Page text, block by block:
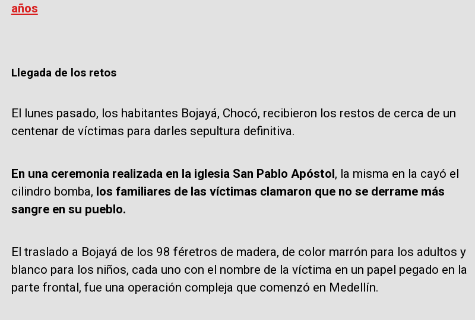
años
Llegada de los retos
El lunes pasado, los habitantes Bojayá, Chocó, recibieron los restos de cerca de un
centenar de víctimas para darles sepultura definitiva.
En una ceremonia realizada en la iglesia San Pablo Apóstol, la misma en la cayó el
cilindro bomba, los familiares de las víctimas clamaron que no se derrame más
sangre en su pueblo.
El traslado a Bojayá de los 98 féretros de madera, de color marrón para los adultos y
blanco para los niños, cada uno con el nombre de la víctima en un papel pegado en la
parte frontal, fue una operación compleja que comenzó en Medellín.